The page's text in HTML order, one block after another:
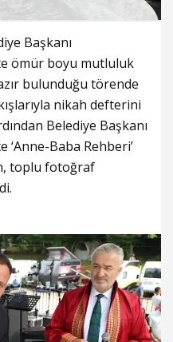
Başkanı
ömür boyu mutluluk
bulunduğu törende
nikah defterini
Belediye Başkanı
Baba Rehberi’
toplu fotoğraf